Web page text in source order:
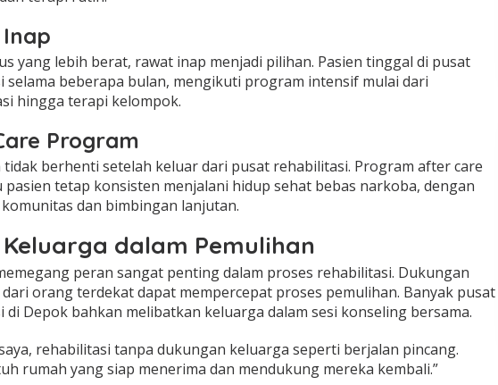
yang lebih berat, rawat inap menjadi pilihan. Pasien tinggal di pusat
selama beberapa bulan, mengikuti program intensif mulai dari
hingga terapi kelompok.
Program
tidak berhenti setelah keluar dari pusat rehabilitasi. Program after care
pasien tetap konsisten menjalani hidup sehat bebas narkoba, dengan
dan bimbingan lanjutan.
dalam Pemulihan
peran sangat penting dalam proses rehabilitasi. Dukungan
orang terdekat dapat mempercepat proses pemulihan. Banyak pusat
di Depok bahkan melibatkan keluarga dalam sesi konseling bersama.
rehabilitasi tanpa dukungan keluarga seperti berjalan pincang.
rumah yang siap menerima dan mendukung mereka kembali.”